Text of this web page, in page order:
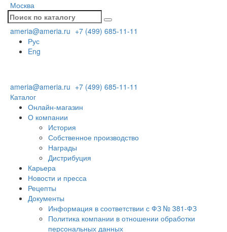
Москва
ameria@ameria.ru +7 (499) 685-11-11
Рус
Eng
ameria@ameria.ru +7 (499) 685-11-11
Каталог
Онлайн-магазин
О компании
История
Собственное производство
Награды
Дистрибуция
Карьера
Новости и пресса
Рецепты
Документы
Информация в соответствии с ФЗ № 381-ФЗ
Политика компании в отношении обработки
персональных данных